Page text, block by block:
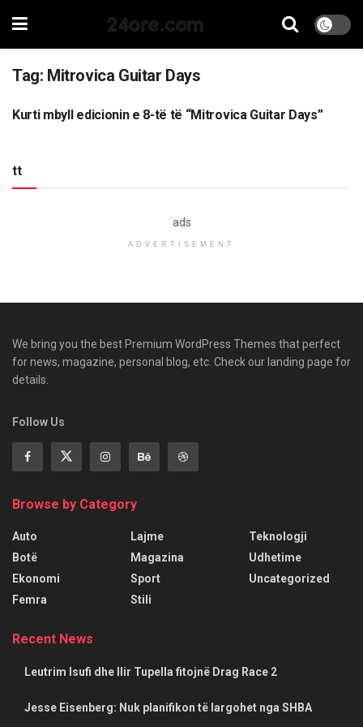
24ore.com
Tag: Mitrovica Guitar Days
LAJME
Kurti mbyll edicionin e 8-të të “Mitrovica Guitar Days”
tt
ads
ADVERTISEMENT
We bring you the best Premium WordPress Themes that perfect
for news, magazine, personal blog, etc. Check our landing page for
details.
Follow Us
Browse by Category
Auto
Botë
Ekonomi
Femra
Lajme
Magazina
Sport
Stili
Teknologji
Udhetime
Uncategorized
Recent News
Leutrim Isufi dhe Ilir Tupella fitojnë Drag Race 2
Jesse Eisenberg: Nuk planifikon të largohet nga SHBA